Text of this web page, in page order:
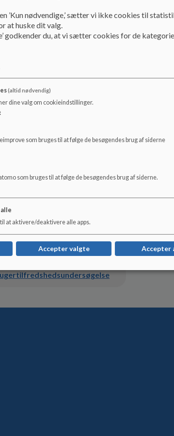
fra både forældre og elever.
seneste forældretilfredshedsundersøgelse fra 2018
tilfredse med deres børns faglige udbytte af
med, at alle børn føler sig som en del af fællesskabet
gør os glade.Skolen og bestyrelsen arbejder
vi har omkring børnenes læring, trivsel og
trivselsundersøgelse.
besvarelser i foråret 2020 viser generelt en
Trivselsmålingens data behandles i skolebestyrelse,
samt elevråd.
testresultater i dansk og matematik
på Kildeskolen præsterer generelt meget fine
Når det i stor grad lykkes at hæve
skyldes det en stor indsats omkring
læsebånd og arbejdet med”tapping”
’Kun nødvendige,’ sætter vi ikke cookies til
at huske dit valg.
godkender du, at vi sætter cookies for de
(altid nødvendig)
dine valg om cookieindstillinger.
som bruges til at følge de besøgendes brug af siderne
som bruges til at følge de besøgendes brug af siderne.
at aktivere/deaktivere alle apps.
Accepter valgte Accepter